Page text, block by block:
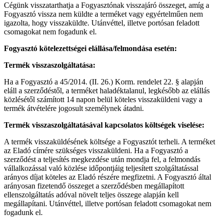
Cégünk visszatarthatja a Fogyasztónak visszajáró összeget, amíg a
Fogyasztó vissza nem küldte a terméket vagy egyértelműen nem
igazolta, hogy visszaküldte. Utánvéttel, illetve portósan feladott
csomagokat nem fogadunk el.
Fogyasztó kötelezettségei elállása/felmondása esetén:
Termék visszaszolgáltatása:
Ha a Fogyasztó a 45/2014. (II. 26.) Korm. rendelet 22. § alapján
eláll a szerződéstől, a terméket haladéktalanul, legkésőbb az elállás
közlésétől számított 14 napon belül köteles visszaküldeni vagy a
termék átvételére jogosult személynek átadni.
Termék visszaszolgáltatásával kapcsolatos költségek viselése:
A termék visszaküldésének költsége a Fogyasztót terheli. A terméket
az Eladó címére szükséges visszaküldeni. Ha a Fogyasztó a
szerződést a teljesítés megkezdése után mondja fel, a felmondás
vállalkozással való közlése időpontjáig teljesített szolgáltatással
arányos díjat köteles az Eladó részére megfizetni. A Fogyasztó által
arányosan fizetendő összeget a szerződésben megállapított
ellenszolgáltatás adóval növelt teljes összege alapján kell
megállapítani. Utánvéttel, illetve portósan feladott csomagokat nem
fogadunk el.